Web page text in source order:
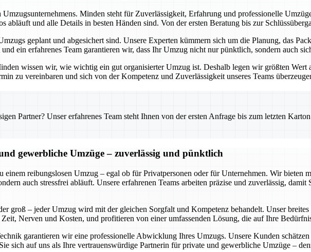
Minden steht für Zuverlässigkeit, Erfahrung und professionelle
abläuft und alle Details in besten Händen sind. Von der ersten Beratung bis zur
geplant und abgesichert sind. Unsere Experten kümmern sich um die Planung, das
ein erfahrenes Team garantieren wir, dass Ihr Umzug nicht nur pünktlich, sondern auch
wissen wir, wie wichtig ein gut organisierter Umzug ist. Deshalb legen wir größten
zu vereinbaren und sich von der Kompetenz und Zuverlässigkeit unseres Teams
Partner? Unser erfahrenes Team steht Ihnen von der ersten Anfrage bis zum letzten
gewerbliche Umzüge – zuverlässig und pünktlich
reibungslosen Umzug – egal ob für Privatpersonen oder für Unternehmen. Wir bieten
auch stressfrei abläuft. Unsere erfahrenen Teams arbeiten präzise und zuverlässig,
groß – jeder Umzug wird mit der gleichen Sorgfalt und Kompetenz behandelt. Unser
Nerven und Kosten, und profitieren von einer umfassenden Lösung, die auf Ihre
garantieren wir eine professionelle Abwicklung Ihres Umzugs. Unsere Kunden
sich auf uns als Ihre vertrauenswürdige Partnerin für private und gewerbliche Umzüge –